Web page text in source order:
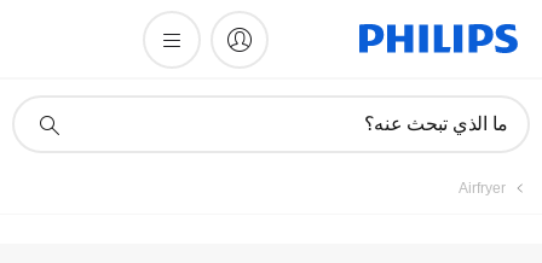
دعم
ما الذي تبحث عنه؟
Airfryer
تسجيل المنتج